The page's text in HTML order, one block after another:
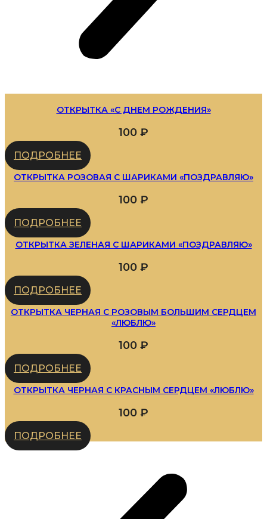
ОТКРЫТКА «С ДНЕМ РОЖДЕНИЯ»
100 ₽
ПОДРОБНЕЕ
ОТКРЫТКА РОЗОВАЯ С ШАРИКАМИ «ПОЗДРАВЛЯЮ»
100 ₽
ПОДРОБНЕЕ
ОТКРЫТКА ЗЕЛЕНАЯ С ШАРИКАМИ «ПОЗДРАВЛЯЮ»
100 ₽
ПОДРОБНЕЕ
ОТКРЫТКА ЧЕРНАЯ С РОЗОВЫМ БОЛЬШИМ СЕРДЦЕМ
«ЛЮБЛЮ»
100 ₽
ПОДРОБНЕЕ
ОТКРЫТКА ЧЕРНАЯ С КРАСНЫМ СЕРДЦЕМ «ЛЮБЛЮ»
100 ₽
ПОДРОБНЕЕ